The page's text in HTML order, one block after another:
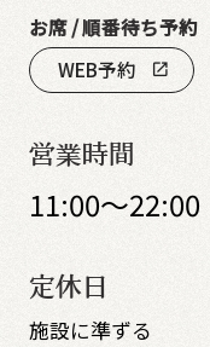
お席 / 順番待ち予約
WEB予約
open_in_new
営業時間
11:00～22:00
定休日
施設に準ずる